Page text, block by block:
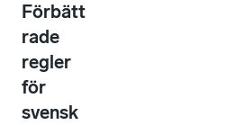
Förbätt
rade
regler
för
svensk